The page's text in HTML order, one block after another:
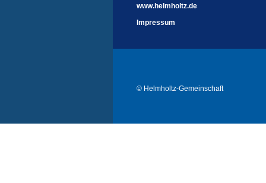
www.helmholtz.de
Impressum
© Helmholtz-Gemeinschaft